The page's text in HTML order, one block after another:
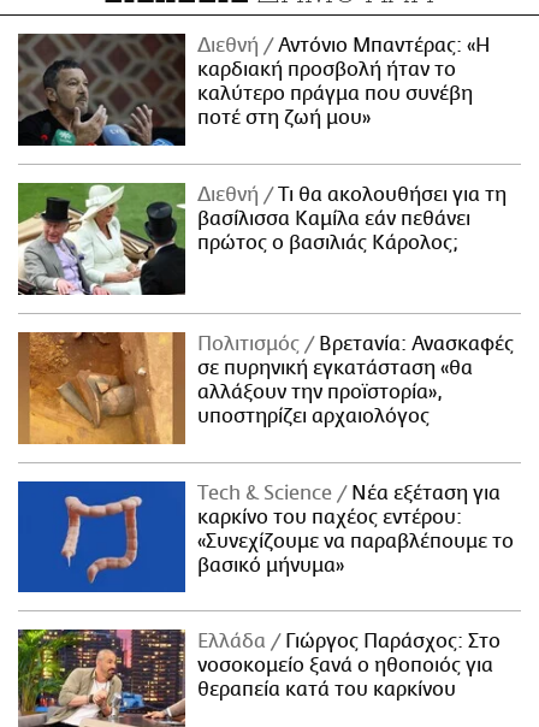
Διεθνή
Αντόνιο Μπαντέρας: «Η
καρδιακή προσβολή ήταν το
καλύτερο πράγμα που συνέβη
ποτέ στη ζωή μου»
Διεθνή
Τι θα ακολουθήσει για τη
βασίλισσα Καμίλα εάν πεθάνει
πρώτος ο βασιλιάς Κάρολος;
Πολιτισμός
Βρετανία: Ανασκαφές
σε πυρηνική εγκατάσταση «θα
αλλάξουν την προϊστορία»,
υποστηρίζει αρχαιολόγος
Τech & Science
Νέα εξέταση για
καρκίνο του παχέος εντέρου:
«Συνεχίζουμε να παραβλέπουμε το
βασικό μήνυμα»
Ελλάδα
Γιώργος Παράσχος: Στο
νοσοκομείο ξανά ο ηθοποιός για
θεραπεία κατά του καρκίνου